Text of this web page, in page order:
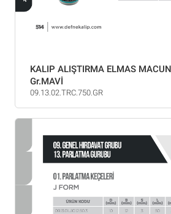
KALIP ALIŞTIRMA ELMAS
Gr.MAVİ
09.13.02.TRC.750.GR